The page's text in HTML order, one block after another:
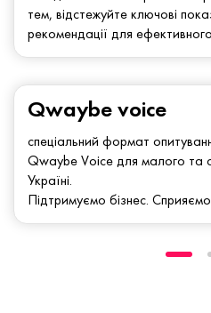
Qwaybe voice
спеціальний формат
Qwaybe Voice для малого та
Україні.
Підтримуємо бізнес. Сприяємо
тем, відстежуйте ключові
рекомендації для